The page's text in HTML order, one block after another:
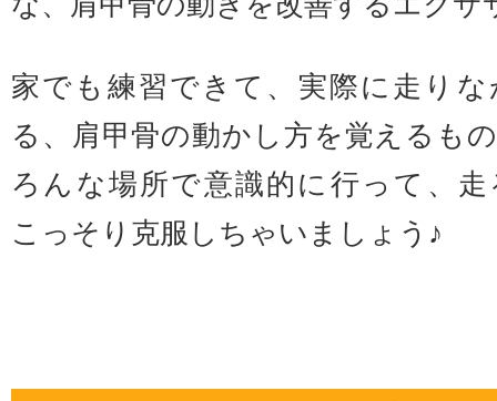
家でも練習できて、実際に走り
る、肩甲骨の動かし方を覚えるも
ろんな場所で意識的に行って、
こっそり克服しちゃいましょう♪